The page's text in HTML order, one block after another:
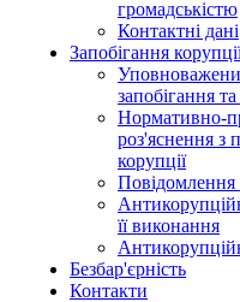
громадськістю
Контактні дані
Запобігання
запобігання
Нормативно-
роз'яснення з
корупції
її виконання
Безбар'єрність
Контакти